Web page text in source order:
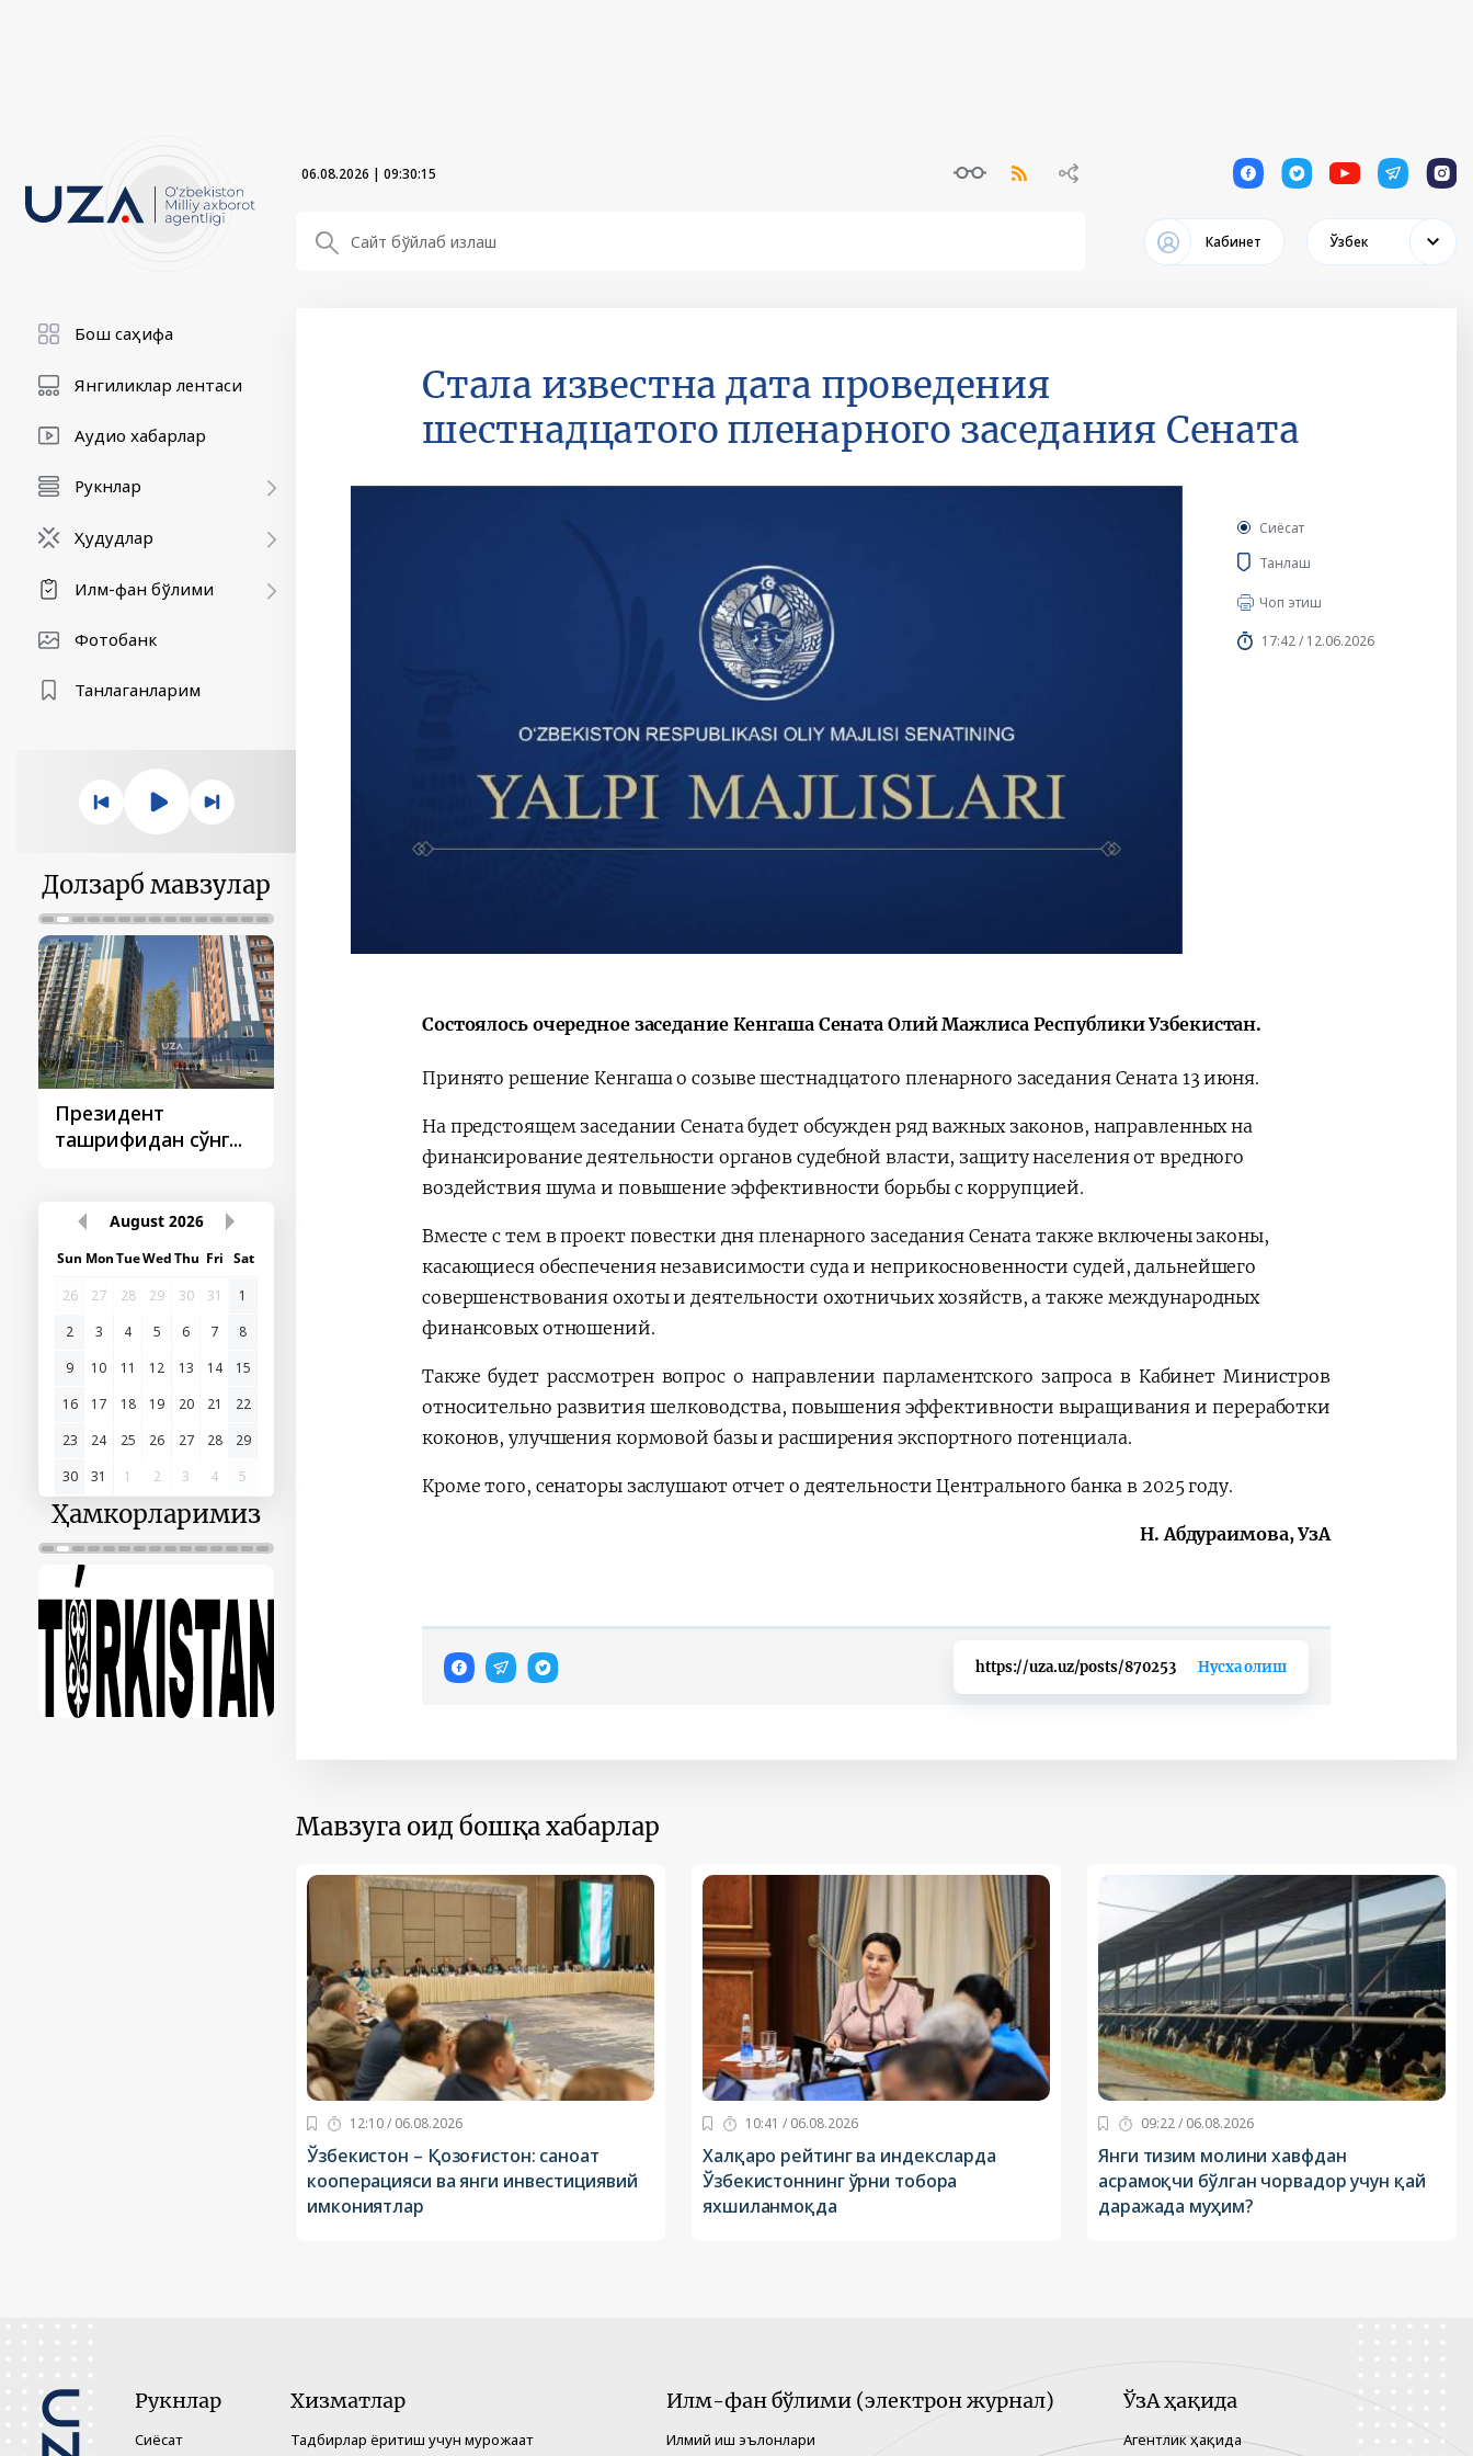
06.08.2026 | 09:30:16 1 1 1 1 1
Кабинет Ўзбек
Бош саҳифа
Янгиликлар лентаси
Аудио хабарлар
Рукнлар
Ҳудудлар
Илм-фан бўлими
Фотобанк
Танлаганларим
Долзарб мавзулар
Президент
ташрифидан сўнг...
ташрифлари
Қарор ва ижро
стратегияси
Мирзиёев
раислигида
йиғилишлари
August 2026
Sun MonTueWedThu Fri Sat
26
27 28 29 30 31
1
2
3 4 5 6 7
8
9
10 11 12 13 14
15
16
17 18 19 20 21
22
23
24 25 26 27 28
29
30
31 1 2 3 4 5
Ҳамкорларимиз
Стала известна дата проведения
шестнадцатого пленарного заседания Сената
Сиёсат
Танлаш
Чоп этиш
17:42 / 12.06.2026
Состоялось очередное заседание Кенгаша Сената Олий Мажлиса Республики Узбекистан.
Принято решение Кенгаша о созыве шестнадцатого пленарного заседания Сената 13 июня.
На предстоящем заседании Сената будет обсужден ряд важных законов, направленных на
финансирование деятельности органов судебной власти, защиту населения от вредного
воздействия шума и повышение эффективности борьбы с коррупцией.
Вместе с тем в проект повестки дня пленарного заседания Сената также включены законы,
касающиеся обеспечения независимости суда и неприкосновенности судей, дальнейшего
совершенствования охоты и деятельности охотничьих хозяйств, а также международных
финансовых отношений.
Также будет рассмотрен вопрос о направлении парламентского запроса в Кабинет Министров
относительно развития шелководства, повышения эффективности выращивания и переработки
коконов, улучшения кормовой базы и расширения экспортного потенциала.
Кроме того, сенаторы заслушают отчет о деятельности Центрального банка в 2025 году.
Н. Абдураимова, УзА
https://uza.uz/posts/870253 Нусха олиш
Мавзуга оид бошқа хабарлар
12:10 / 06.08.2026
Ўзбекистон – Қозоғистон: саноат
кооперацияси ва янги инвестициявий
имкониятлар
10:41 / 06.08.2026
Халқаро рейтинг ва индексларда
Ўзбекистоннинг ўрни тобора
яхшиланмоқда
09:22 / 06.08.2026
Янги тизим молини хавфдан
асрамоқчи бўлган чорвадор учун қай
даражада муҳим?
Рукнлар
Сиёсат
Хизматлар
Тадбирлар ёритиш учун мурожаат
Илм-фан бўлими (электрон журнал)
Илмий иш эълонлари
ЎзА ҳақида
Агентлик ҳақида